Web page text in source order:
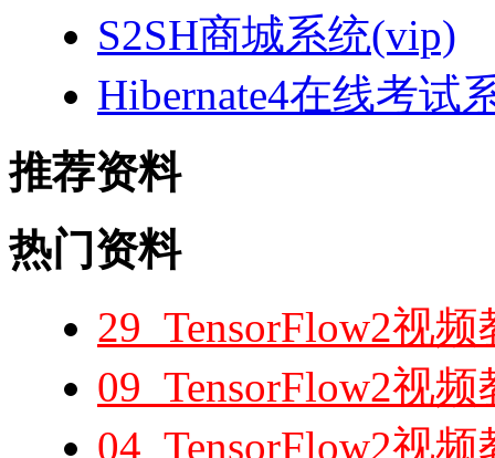
S2SH商城系统(vip)
Hibernate4在线考试
推荐资料
热门资料
29_TensorFlow2视
09_TensorFlow2视
04_TensorFlow2视